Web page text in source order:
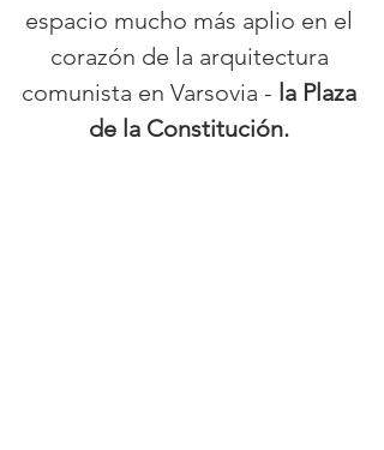
espacio mucho más aplio en el
corazón de la arquitectura
comunista en Varsovia - la Plaza
de la Constitución.